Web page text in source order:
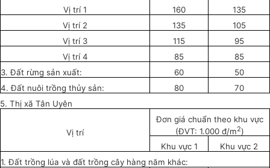
Vị trí 1
160
135
Vị trí 2
135
105
Vị trí 3
115
95
Vị trí 4
85
85
3. Đất rừng sản xuất:
60
50
4. Đất nuôi trồng thủy sản:
80
70
5. Thị xã Tân Uyên
Vị trí
Đơn giá chuẩn theo khu vực
(ĐVT: 1.000 đ/m2)
Khu vực 1
Khu vực 2
1. Đất trồng lúa và đất trồng cây hàng năm khác: